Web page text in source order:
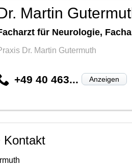
Martin
für Neurologie,
Dr. Martin Gutermuth
+49 40 463... Anzeigen
Kontakt